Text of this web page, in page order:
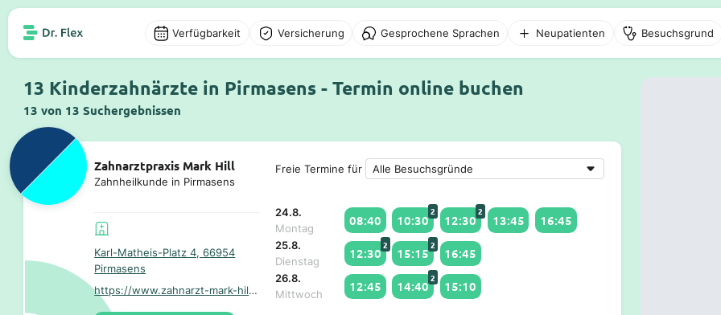
Verfügbarkeit Versicherung Gesprochene Sprachen Neupatienten Besuchsgrund
13 Kinderzahnärzte in Pirmasens - Termin online buchen
13 von 13 Suchergebnissen
Zahnarztpraxis Mark Hill
Zahnheilkunde in Pirmasens
Karl-Matheis-Platz 4, 66954
Pirmasens
https://www.zahnarzt-mark-hill.de/
Freie Termine für
24.8.
Montag
08:40 10:30
2
12:30
2
13:45 16:45
25.8.
Dienstag
12:30
2
15:15
2
16:45
26.8.
Mittwoch
12:45 14:40
2
15:10